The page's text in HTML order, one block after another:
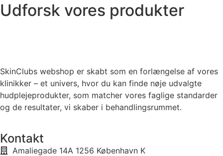
Udforsk vores produkter
SkinClubs webshop er skabt som en forlængelse af vores
klinikker – et univers, hvor du kan finde nøje udvalgte
hudplejeprodukter, som matcher vores faglige standarder
og de resultater, vi skaber i behandlingsrummet.
Kontakt
Amaliegade 14A 1256 København K